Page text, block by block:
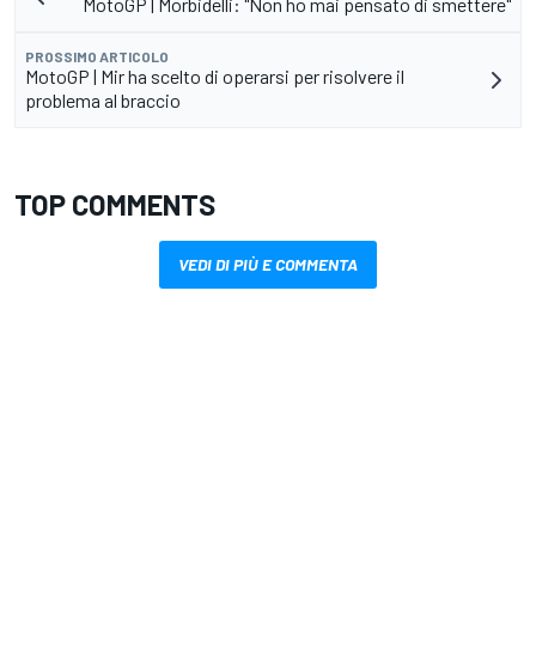
PROSSIMO ARTICOLO
MotoGP | Mir ha scelto di operarsi per risolvere il
problema al braccio
TOP COMMENTS
VEDI DI PIÙ E COMMENTA